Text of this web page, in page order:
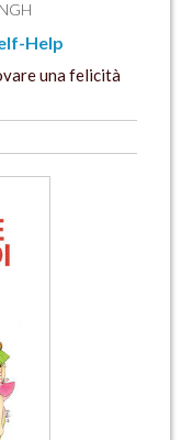
Help
una felicità